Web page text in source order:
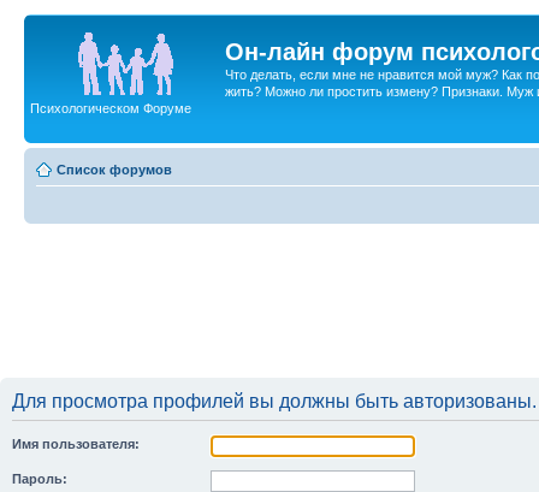
Он-лайн форум
Что делать, если мне не нравится мой муж? Как
жить? Можно ли простить измену? Признаки. Муж
Психологическом Форуме
Список форумов
Для просмотра профилей вы должны быть авторизованы.
Имя пользователя:
Пароль: